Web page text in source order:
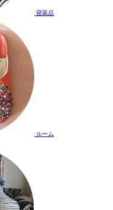
寝装品
ルーム